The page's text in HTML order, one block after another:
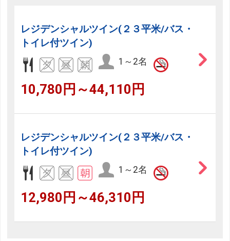
レジデンシャルツイン(２３平米/バス・
トイレ付ツイン)
1～2名
10,780円～44,110円
レジデンシャルツイン(２３平米/バス・
トイレ付ツイン)
1～2名
12,980円～46,310円